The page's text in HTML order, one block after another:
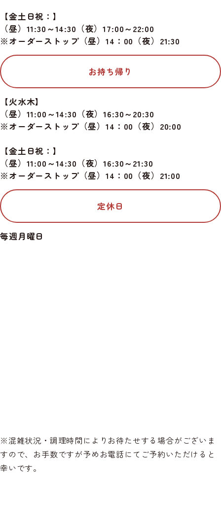
【金土日祝：】
（昼）11:30～14:30（夜）17:00～22:00
※オーダーストップ（昼）14：00（夜）21:30
お持ち帰り
【火水木】
（昼）11:00～14:30（夜）16:30～20:30
※オーダーストップ（昼）14：00（夜）20:00
【金土日祝：】
（昼）11:00～14:30（夜）16:30～21:30
※オーダーストップ（昼）14：00（夜）21:00
定休日
毎週月曜日
※混雑状況・調理時間によりお待たせする場合がございま
すので、お手数ですが予めお電話にてご予約いただけると
幸いです。